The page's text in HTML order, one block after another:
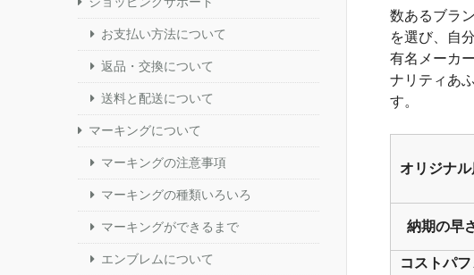
数あるブラ
を選び、自
有名メーカ
ナリティあ
す。
オリジナル
納期の早
コストパフ
お支払い方法について
返品・交換について
送料と配送について
マーキングについて
マーキングの注意事項
マーキングの種類いろいろ
マーキングができるまで
エンブレムについて